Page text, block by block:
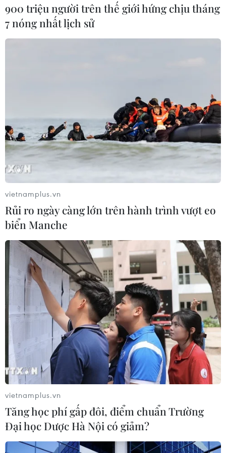
khai cuộc và sớm có bàn thắng. (Ảnh: Minh Quyết/TTXVN)
Phút 12, Tuyết Dung (7) đẩy bóng qua thủ môn của Myanmar.
Tạo điều kiện thuận lợi cho Huỳnh Như ghi bàn thắng mở tỷ số
1-0 cho Đội tuyển Việt Nam. (Ảnh: Hoàng Linh/TTXVN)
900 triệu người trên thế giới hứng chịu tháng
7 nóng nhất lịch sử
vietnamplus.vn
Rủi ro ngày càng lớn trên hành trình vượt eo
biển Manche
vietnamplus.vn
Tăng học phí gấp đôi, điểm chuẩn Trường
Đại học Dược Hà Nội có giảm?